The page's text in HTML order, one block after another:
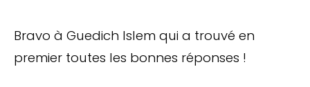
Bravo à Guedich Islem qui a trouvé en
premier toutes les bonnes réponses !